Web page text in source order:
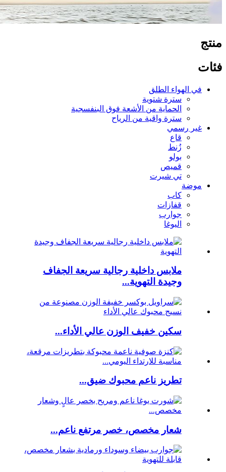
منتج
فئات
في الهواء الطلق
سترة شتوية
الحماية من الأشعة فوق البنفسجية
سترة واقية من الرياح
غير رسمي
قاع
زُنط
بولو
قميص
تي شيرت
موضة
كاب
قفازات
جوارب
اليوغا
ملابس داخلية رجالية سريعة الجفاف
وجيدة التهوية...
سكين خفيف الوزن عالي الأداء...
تطريز ناعم محبوك ضيق...
شعار مخصص، خصر مرتفع ناعم...